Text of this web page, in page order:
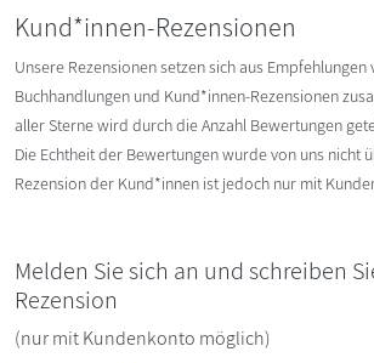
Kund*innen-Rezensionen
Unsere Rezensionen setzen sich aus
Buchhandlungen und Kund*innen-Rezensionen
aller Sterne wird durch die Anzahl Bewertungen
Die Echtheit der Bewertungen wurde von uns nicht
Rezension der Kund*innen ist jedoch nur mit
Melden Sie sich an und schreiben
Rezension
(nur mit Kundenkonto möglich)